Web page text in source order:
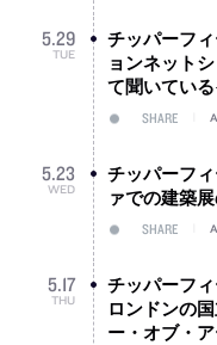
5.29
TUE
チッパーフ
ョンネット
て聞いてい
SHARE
5.23
WED
チッパーフ
ァでの建築
SHARE
5.17
THU
チッパーフ
ロンドンの
ー・オブ・